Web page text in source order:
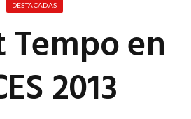
DESTACADAS
en
2013